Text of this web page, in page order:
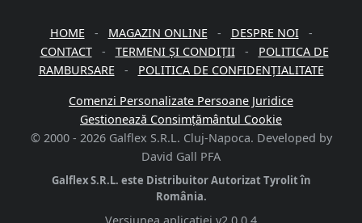
HOME- MAGAZIN ONLINE- DESPRE NOI-
CONTACT- TERMENI ȘI CONDIȚII- POLITICA DE
RAMBURSARE- POLITICA DE CONFIDENȚIALITATE
Comenzi Personalizate Persoane Juridice
Gestionează Consimțământul Cookie
© 2000 - 2026 Galflex S.R.L. Cluj-Napoca. Developed by
David Gall PFA
Galflex S.R.L. este Distribuitor Autorizat Tyrolit în
România.